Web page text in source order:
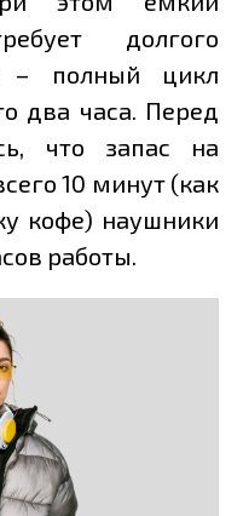
долгого
– полный цикл
два часа. Перед
что запас на
10 минут (как
кофе) наушники
работы.